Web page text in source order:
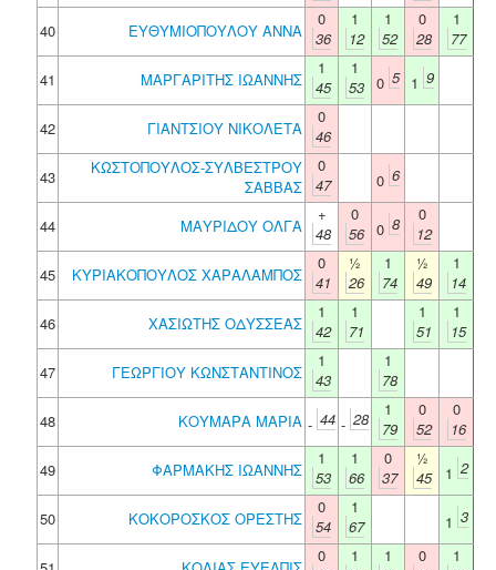
40 ΕΥΘΥΜΙΟΠΟΥΛΟΥ ΑΝΝΑ
0
36
1
12
1
52
0
28
1
77
41
ΜΑΡΓΑΡΙΤΗΣ ΙΩΑΝΝΗΣ
1
45
1
53 0 5 1 9
42 ΓΙΑΝΤΣΙΟΥ ΝΙΚΟΛΕΤΑ
0
46
43
ΚΩΣΤΟΠΟΥΛΟΣ-ΣΥΛΒΕΣΤΡΟΥ
ΣΑΒΒΑΣ
0
47
0 6
44 ΜΑΥΡΙΔΟΥ ΟΛΓΑ
+
48
0
56 0 8
0
12
45
ΚΥΡΙΑΚΟΠΟΥΛΟΣ ΧΑΡΑΛΑΜΠΟΣ
0
41
½
26
1
74
½
49
1
14
46
ΧΑΣΙΩΤΗΣ ΟΔΥΣΣΕΑΣ
1
42
1
71
1
51
1
15
47
ΓΕΩΡΓΙΟΥ ΚΩΝΣΤΑΝΤΙΝΟΣ
1
43
1
78
48
ΚΟΥΜΑΡΑ ΜΑΡΙΑ - 44 - 28
1
79
0
52
0
16
49
ΦΑΡΜΑΚΗΣ ΙΩΑΝΝΗΣ
1
53
1
66
0
37
½
45
1 2
50 ΚΟΚΟΡΟΣΚΟΣ ΟΡΕΣΤΗΣ
0
54
1
67
1 3
0
1
1
0
1